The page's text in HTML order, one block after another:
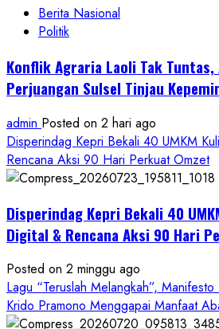
Berita Nasional
Politik
Konflik Agraria Laoli Tak Tuntas,
Perjuangan Sulsel Tinjau
admin Posted on 2 hari ago
Disperindag Kepri Bekali 40 UMKM
Rencana Aksi 90 Hari Perkuat Omzet
Disperindag Kepri Bekali 40
Digital & Rencana Aksi 90 Hari
Posted on 2 minggu ago
Lagu “Teruslah Melangkah”,
Krido Pramono Menggapai Manfaat